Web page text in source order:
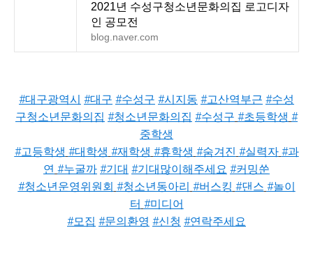
2021년 수성구청소년문화의집 로고디자
인 공모전
blog.naver.com
#대구광역시 #대구 #수성구 #시지동 #고산역부근 #수성
구청소년문화의집 #청소년문화의집 #수성구 #초등학생 #
중학생
#고등학생 #대학생 #재학생 #휴학생 #숨겨진 #실력자 #과
연 #누굴까 #기대 #기대많이해주세요 #커밍쑨
#청소년운영위원회 #청소년동아리 #버스킹 #댄스 #놀이
터 #미디어
#모집 #문의환영 #신청 #연락주세요